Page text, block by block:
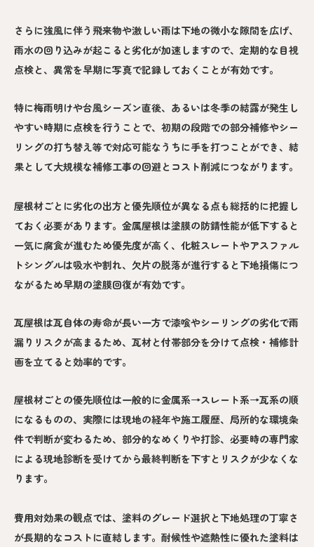
さらに強風に伴う飛来物や激しい雨は下地の微小な隙間を広げ、
雨水の回り込みが起こると劣化が加速しますので、定期的な目視
点検と、異常を早期に写真で記録しておくことが有効です。
特に梅雨明けや台風シーズン直後、あるいは冬季の結露が発生し
やすい時期に点検を行うことで、初期の段階での部分補修やシー
リングの打ち替え等で対応可能なうちに手を打つことができ、結
果として大規模な補修工事の回避とコスト削減につながります。
屋根材ごとに劣化の出方と優先順位が異なる点も総括的に把握し
ておく必要があります。金属屋根は塗膜の防錆性能が低下すると
一気に腐食が進むため優先度が高く、化粧スレートやアスファル
トシングルは吸水や割れ、欠片の脱落が進行すると下地損傷につ
ながるため早期の塗膜回復が有効です。
瓦屋根は瓦自体の寿命が長い一方で漆喰やシーリングの劣化で雨
漏りリスクが高まるため、瓦材と付帯部分を分けて点検・補修計
画を立てると効率的です。
屋根材ごとの優先順位は一般的に金属系→スレート系→瓦系の順
になるものの、実際には現地の経年や施工履歴、局所的な環境条
件で判断が変わるため、部分的なめくりや打診、必要時の専門家
による現地診断を受けてから最終判断を下すとリスクが少なくな
ります。
費用対効果の観点では、塗料のグレード選択と下地処理の丁寧さ
が長期的なコストに直結します。耐候性や遮熱性に優れた塗料は